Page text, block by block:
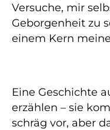
Versuche, mir
Geborgenheit zu
einem Kern
Eine Geschichte
erzählen – sie
schräg vor, aber